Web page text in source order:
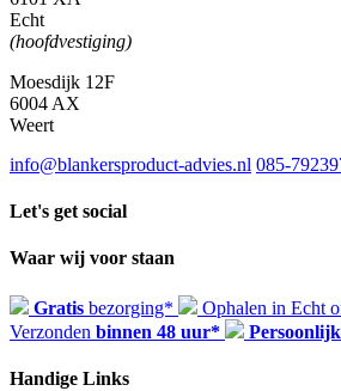
Echt
(hoofdvestiging)
Moesdijk 12F
6004 AX
Weert
info@blankersproduct-advies.nl 085-
Let's get social
Waar wij voor staan
Gratis bezorging*
Ophalen in Echt
Verzonden binnen 48 uur* Persoonlijk
Handige Links